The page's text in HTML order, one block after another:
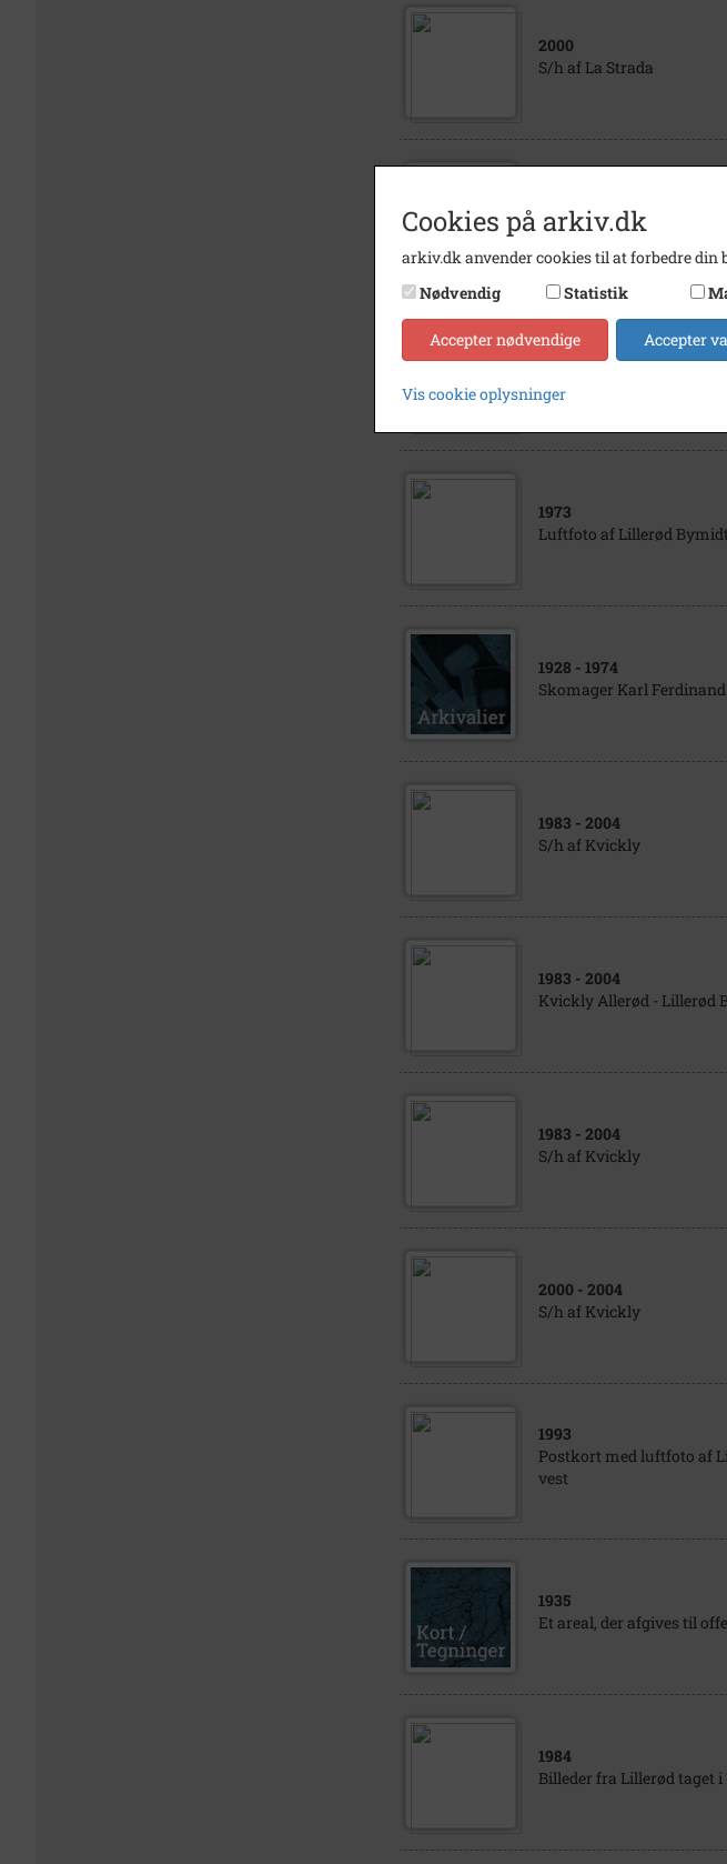
2000
S/h af La Strada
Arealberegning af
1928- 1935
1973
Luftfoto af Lillerød
1928 - 1974
Skomager Karl
1983 - 2004
S/h af Kvickly
1983 - 2004
Kvickly Allerød - Lillerød
1983 - 2004
S/h af Kvickly
2000 - 2004
S/h af Kvickly
1993
Postkort med luftfoto af
vest
1935
Et areal, der afgives til
1984
Billeder fra Lillerød taget i
Cookies på arkiv.dk
arkiv.dk anvender cookies til at forbedre
Nødvendig
Statistik
Accepter nødvendige Accepter
Vis cookie oplysninger